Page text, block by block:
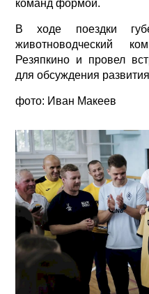
команд формой.
В ходе поездки
животноводческий
Резяпкино и провел
для обсуждения
фото: Иван Макеев